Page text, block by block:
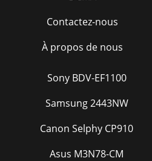
Contactez-nous
À propos de nous
Sony BDV-EF1100
Samsung 2443NW
Canon Selphy CP910
Asus M3N78-CM